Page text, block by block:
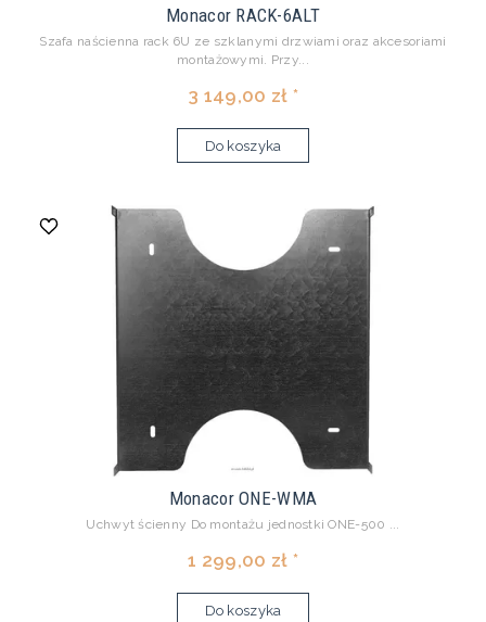
Monacor RACK-6ALT
Szafa naścienna rack 6U ze szklanymi drzwiami oraz akcesoriami
montażowymi. Przy...
3 149,00 zł *
Do koszyka
Monacor ONE-WMA
Uchwyt ścienny Do montażu jednostki ONE-500 ...
1 299,00 zł *
Do koszyka